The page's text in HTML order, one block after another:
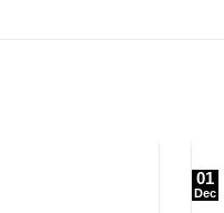
01
Dec